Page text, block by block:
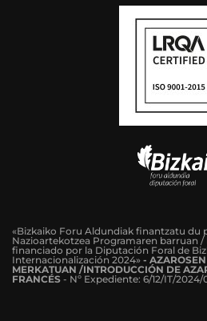
«Bizkaiko Foru Aldundiak finantzatu du
Nazioartekotzea Programaren barruan /
financiado por la Diputación Foral de
Internacionalización 2024» -
MERKATUAN /INTRODUCCIÓN DE
FRANCÉS - Nº Expediente: 6/12/IT/2024/